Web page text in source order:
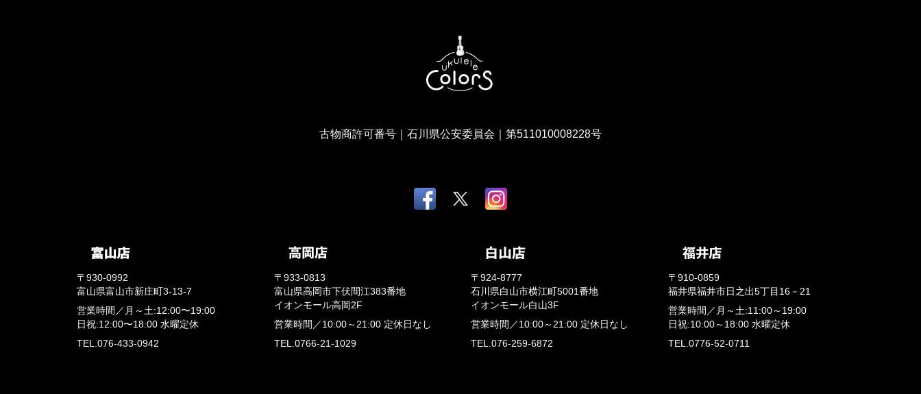
古物商許可番号｜石川県公安委員会｜第511010008228号
〒930-0992
富山県富山市新庄町3-13-7
営業時間／ 月～土:12:00〜19:00
日祝:12:00〜18:00 水曜定休
TEL.076-433-0942
〒933-0813
富山県高岡市下伏間江383番地
イオンモール高岡2F
営業時間／ 10:00～21:00 定休日なし
TEL.0766-21-1029
〒924-8777
石川県白山市横江町5001番地
イオンモール白山3F
営業時間／ 10:00～21:00 定休日なし
TEL.076-259-6872
〒910-0859
福井県福井市日之出5丁目16－21
営業時間／ 月～土:11:00～19:00
日祝:10:00～18:00 水曜定休
TEL.0776-52-0711